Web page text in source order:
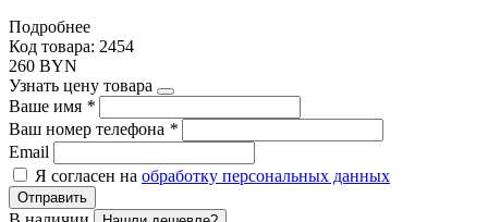
Подробнее
Код товара: 2454
260 BYN
Узнать цену товара
Ваше имя *
Ваш номер телефона *
Email
Я согласен на обработку персональных данных
Отправить